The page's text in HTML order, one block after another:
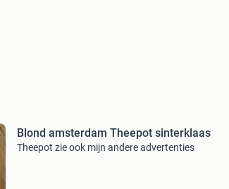
Blond amsterdam Theepot sinterklaas
Theepot zie ook mijn andere advertenties